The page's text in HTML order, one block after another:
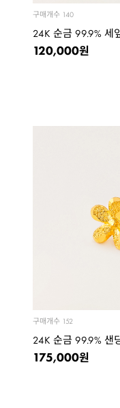
구매개수 140
24K 순금 99.9% 세
120,000원
구매개수 152
24K 순금 99.9% 샌
175,000원